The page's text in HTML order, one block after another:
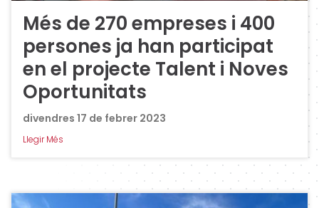
Més de 270 empreses i 400
persones ja han participat
en el projecte Talent i Noves
Oportunitats
divendres 17 de febrer 2023
Llegir Més